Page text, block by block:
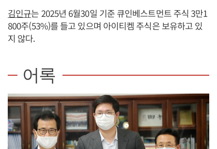
김인규는 2025년 6월30일 기준 큐인베스트먼트 주식 3만1
800주(53%)를 들고 있으며 아이티켐 주식은 보유하고 있
지 않다.
어록